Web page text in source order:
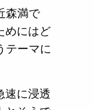
森満で
めにはど
テーマに
速に浸透